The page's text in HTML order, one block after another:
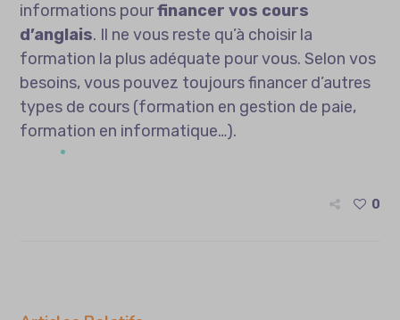
informations pourfinancer vos cours
d’anglais. Il ne vous reste qu’à choisir la
formation la plus adéquate pour vous. Selon vos
besoins, vous pouvez toujours financer d’autres
types de cours (formation en gestion de paie,
formation en informatique…).
0